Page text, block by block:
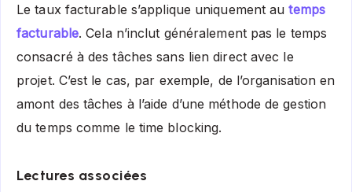
Le taux facturable s’applique uniquement autemps
facturable. Cela n’inclut généralement pas le temps
consacré à des tâches sans lien direct avec le
projet. C’est le cas, par exemple, de l’organisation en
amont des tâches à l’aide d’une méthode de gestion
du temps comme le time blocking.
Lectures associées